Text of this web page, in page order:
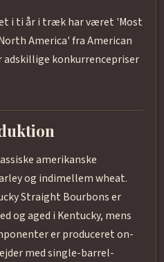
i ti år i træk har været 'Most
America' fra American
konkurrencepriser
amerikanske
og indimellem wheat.
Straight Bourbons er
og aged i Kentucky, mens
er produceret on-
med single-barrel-